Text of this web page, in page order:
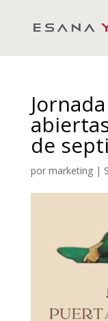
de
por marketing|